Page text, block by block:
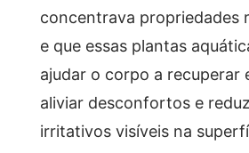
concentrava propriedades
e que essas plantas
ajudar o corpo a recuperar
aliviar desconfortos e
irritativos visíveis na